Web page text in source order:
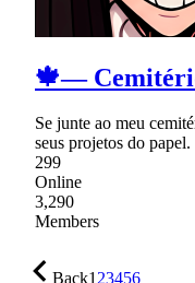
🍁—
Se junte ao meu
seus projetos do papel.
299
Online
3,290
Members
Back123456